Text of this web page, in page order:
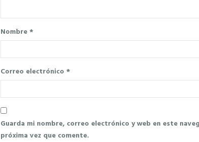
Nombre*
Correo electrónico *
Guarda mi nombre, correo electrónico y web en este
próxima vez que comente.